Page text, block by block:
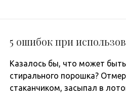
5 ошибок при
Казалось бы, что может
стирального порошка?
стаканчиком, засыпал в